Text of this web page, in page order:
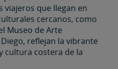
viajeros que llegan en
cercanos, como
Museo de Arte
reflejan la vibrante
cultura costera de la